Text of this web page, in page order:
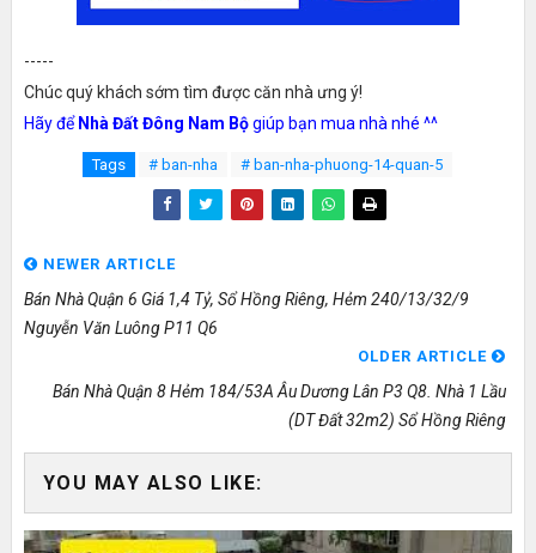
-----
Chúc quý khách sớm tìm được căn nhà ưng ý!
Hãy để Nhà Đất Đông Nam Bộgiúp bạn mua nhà nhé ^^
Tags # ban-nha # ban-nha-phuong-14-quan-5
NEWER ARTICLE
Bán Nhà Quận 6 Giá 1,4 Tỷ, Sổ Hồng Riêng, Hẻm 240/13/32/9
Nguyễn Văn Luông P11 Q6
OLDER ARTICLE
Bán Nhà Quận 8 Hẻm 184/53A Âu Dương Lân P3 Q8. Nhà 1 Lầu
(DT Đất 32m2) Sổ Hồng Riêng
YOU MAY ALSO LIKE: